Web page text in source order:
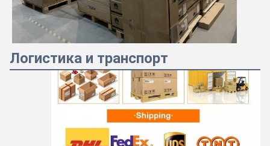
Логистика и транспорт